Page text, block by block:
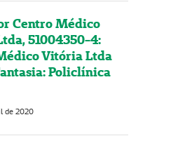
Centro Médico
51004350-4:
Vitória Ltda
Policlínica
de 2020